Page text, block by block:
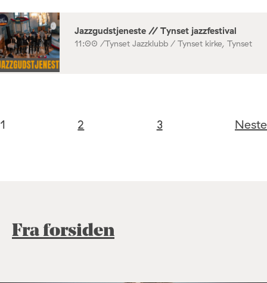
Jazzgudstjeneste // Tynset jazzfestival
11:00 /Tynset Jazzklubb / Tynset kirke, Tynset
1 2 3 Neste
Fra forsiden